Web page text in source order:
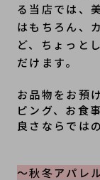
る当店では、
はもちろん、
ど、ちょっと
だけます。
お品物をお預
ピング、お食
良さならでは
～秋冬アパレ